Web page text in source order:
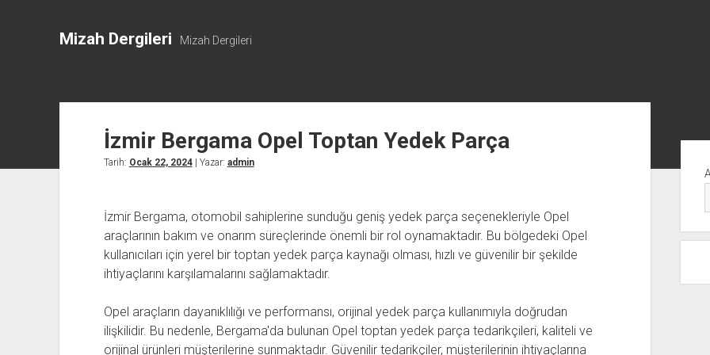
Mizah Dergileri Mizah Dergileri
İzmir Bergama Opel Toptan Yedek Parça
Tarih: Ocak 22, 2024| Yazar: admin
İzmir Bergama, otomobil sahiplerine sunduğu geniş yedek parça seçenekleriyle Opel
araçlarının bakım ve onarım süreçlerinde önemli bir rol oynamaktadır. Bu bölgedeki Opel
kullanıcıları için yerel bir toptan yedek parça kaynağı olması, hızlı ve güvenilir bir şekilde
ihtiyaçlarını karşılamalarını sağlamaktadır.
Opel araçların dayanıklılığı ve performansı, orijinal yedek parça kullanımıyla doğrudan
ilişkilidir. Bu nedenle, Bergama'da bulunan Opel toptan yedek parça tedarikçileri, kaliteli ve
orijinal ürünleri müşterilerine sunmaktadır. Güvenilir tedarikçiler, müşterilerinin ihtiyaçlarına